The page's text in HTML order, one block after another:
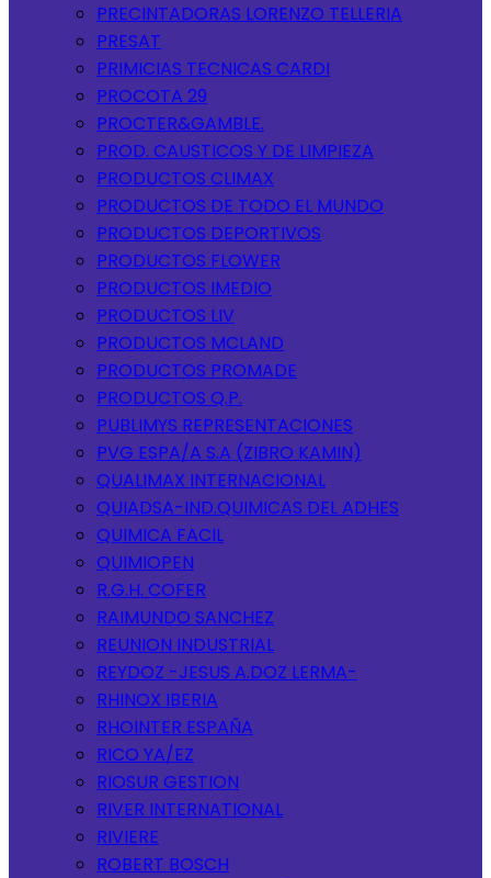
PRECINTADORAS LORENZO TELLERIA
PRESAT
PRIMICIAS TECNICAS CARDI
PROCOTA 29
PROCTER&GAMBLE.
PROD. CAUSTICOS Y DE LIMPIEZA
PRODUCTOS CLIMAX
PRODUCTOS DE TODO EL MUNDO
PRODUCTOS DEPORTIVOS
PRODUCTOS FLOWER
PRODUCTOS IMEDIO
PRODUCTOS LIV
PRODUCTOS MCLAND
PRODUCTOS PROMADE
PRODUCTOS Q.P.
PUBLIMYS REPRESENTACIONES
PVG ESPA/A S.A (ZIBRO KAMIN)
QUALIMAX INTERNACIONAL
QUIADSA-IND.QUIMICAS DEL ADHES
QUIMICA FACIL
QUIMIOPEN
R.G.H. COFER
RAIMUNDO SANCHEZ
REUNION INDUSTRIAL
REYDOZ -JESUS A.DOZ LERMA-
RHINOX IBERIA
RHOINTER ESPAÑA
RICO YA/EZ
RIOSUR GESTION
RIVER INTERNATIONAL
RIVIERE
ROBERT BOSCH